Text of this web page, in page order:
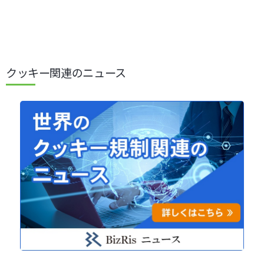
クッキー関連のニュース